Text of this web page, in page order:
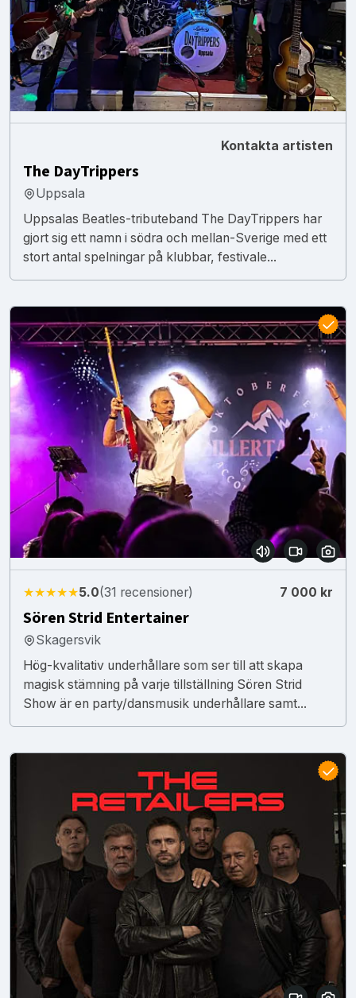
Kontakta artisten
The DayTrippers
Uppsala
Uppsalas Beatles-tributeband The DayTrippers har
gjort sig ett namn i södra och mellan-Sverige med ett
stort antal spelningar på klubbar, festivale...
★★★★★5.0(31 recensioner) 7 000 kr
Sören Strid Entertainer
Skagersvik
Hög-kvalitativ underhållare som ser till att skapa
magisk stämning på varje tillställning Sören Strid
Show är en party/dansmusik underhållare samt...